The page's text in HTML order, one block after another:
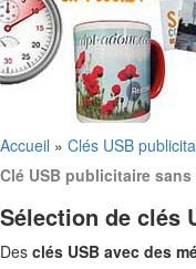
Accueil » Clés USB
Clé USB publicitaire
Sélection de clés
Des clés USB avec des